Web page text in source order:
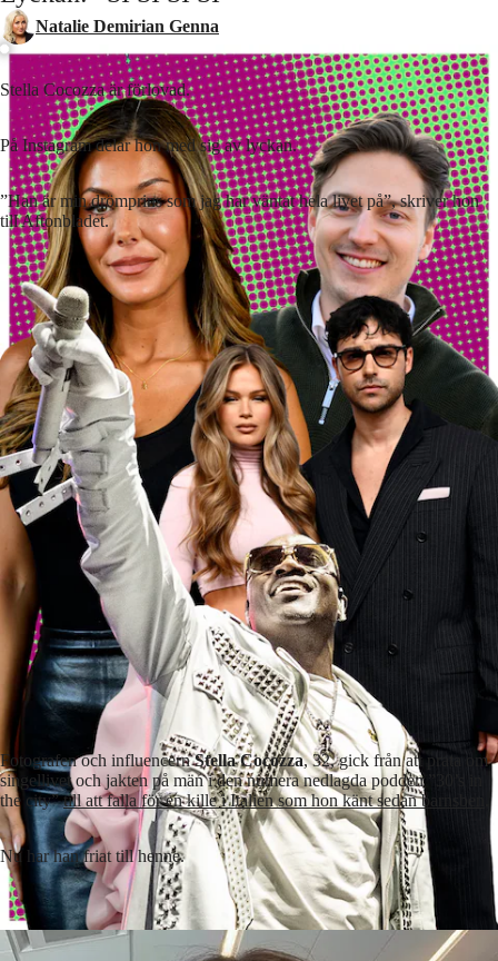
Natalie Demirian Genna
Stella Cocozza är förlovad.
På Instagram delar hon med sig av lyckan.
”Han är min drömprins som jag har väntat hela livet på”, skriver hon
till Aftonbladet.
Lyssna på artikeln
2 min
Fotografen och influencernStella Cocozza, 32, gick från att prata om
singellivet och jakten på män i den numera nedlagda podden ”30’s in
the city”till att falla för en kille i Italien som hon känt sedan barnsben
Nu har han friat till henne.